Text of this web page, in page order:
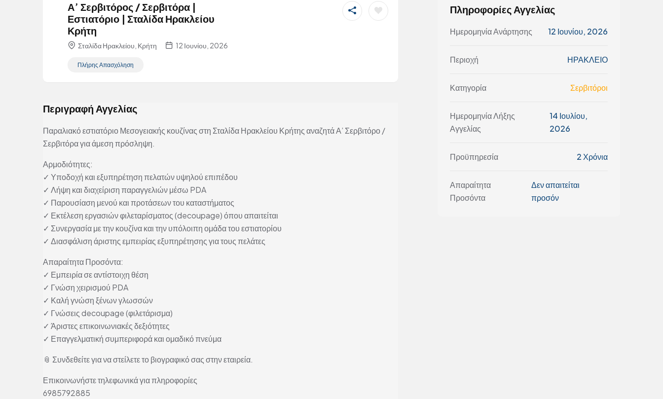
Α’ Σερβιτόρος / Σερβιτόρα |
Εστιατόριο | Σταλίδα Ηρακλείου
Κρήτη
Σταλίδα Ηρακλείου, Κρήτη 12 Ιουνίου, 2026
Πλήρης Απασχόληση
Περιγραφή Αγγελίας
Παραλιακό εστιατόριο Μεσογειακής κουζίνας στη Σταλίδα Ηρακλείου Κρήτης αναζητά Α’ Σερβιτόρο /
Σερβιτόρα για άμεση πρόσληψη.
Αρμοδιότητες:
✓ Υποδοχή και εξυπηρέτηση πελατών υψηλού επιπέδου
✓ Λήψη και διαχείριση παραγγελιών μέσω PDA
✓ Παρουσίαση μενού και προτάσεων του καταστήματος
✓ Εκτέλεση εργασιών φιλεταρίσματος (decoupage) όπου απαιτείται
✓ Συνεργασία με την κουζίνα και την υπόλοιπη ομάδα του εστιατορίου
✓ Διασφάλιση άριστης εμπειρίας εξυπηρέτησης για τους πελάτες
Απαραίτητα Προσόντα:
✓ Εμπειρία σε αντίστοιχη θέση
✓ Γνώση χειρισμού PDA
✓ Καλή γνώση ξένων γλωσσών
✓ Γνώσεις decoupage (φιλετάρισμα)
✓ Άριστες επικοινωνιακές δεξιότητες
✓ Επαγγελματική συμπεριφορά και ομαδικό πνεύμα
📎 Συνδεθείτε για να στείλετε το βιογραφικό σας στην εταιρεία.
Επικοινωνήστε τηλεφωνικά για πληροφορίες
6985792885
Πληροφορίες Αγγελίας
Ημερομηνία Ανάρτησης 12 Ιουνίου, 2026
Περιοχή ΗΡΑΚΛΕΙΟ
Κατηγορία Σερβιτόροι
Ημερομηνία Λήξης
Αγγελίας
14 Ιουλίου,
2026
Προϋπηρεσία 2 Χρόνια
Απαραίτητα
Προσόντα
Δεν απαιτείται
προσόν